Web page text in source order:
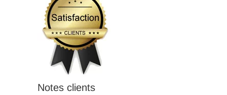
Notes clients